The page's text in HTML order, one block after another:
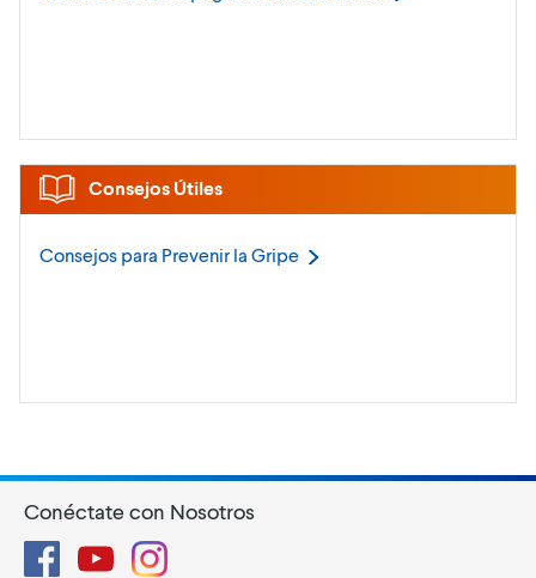
Consejos Útiles
Consejos para Prevenir la Gripe
Conéctate con Nosotros
FacebookYouTubeInstagram